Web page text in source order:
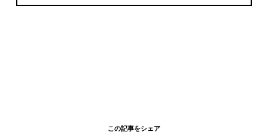
この記事をシェア